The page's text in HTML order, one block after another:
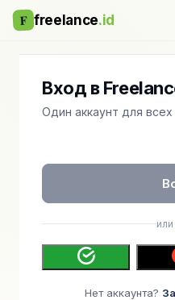
F freelance.id
Вход в
Один аккаунт для
Нет аккаунта?